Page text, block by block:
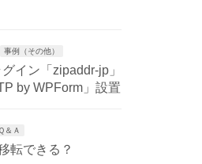
事例（その他）
イン「zipaddr-jp」
by WPForm」設置
Ｑ＆Ａ
転できる？